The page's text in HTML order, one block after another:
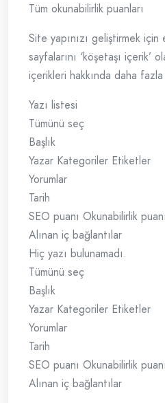
Tüm okunabilirlik puanları
Site yapınızı geliştirmek için
sayfalarını ‘köşetaşı içerik’
içerikleri hakkında daha
Yazı listesi
Tümünü seç
Başlık
Yazar Kategoriler Etiketler
Yorumlar
Tarih
SEO puanı Okunabilirlik
Alınan iç bağlantılar
Hiç yazı bulunamadı.
Tümünü seç
Başlık
Yazar Kategoriler Etiketler
Yorumlar
Tarih
SEO puanı Okunabilirlik
Alınan iç bağlantılar